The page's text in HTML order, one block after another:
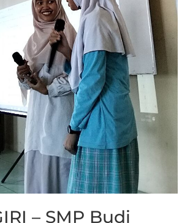
– SMP Budi